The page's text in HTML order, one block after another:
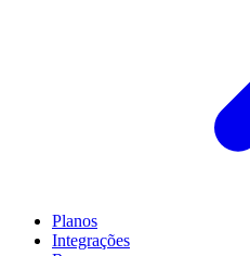
Planos
Integrações